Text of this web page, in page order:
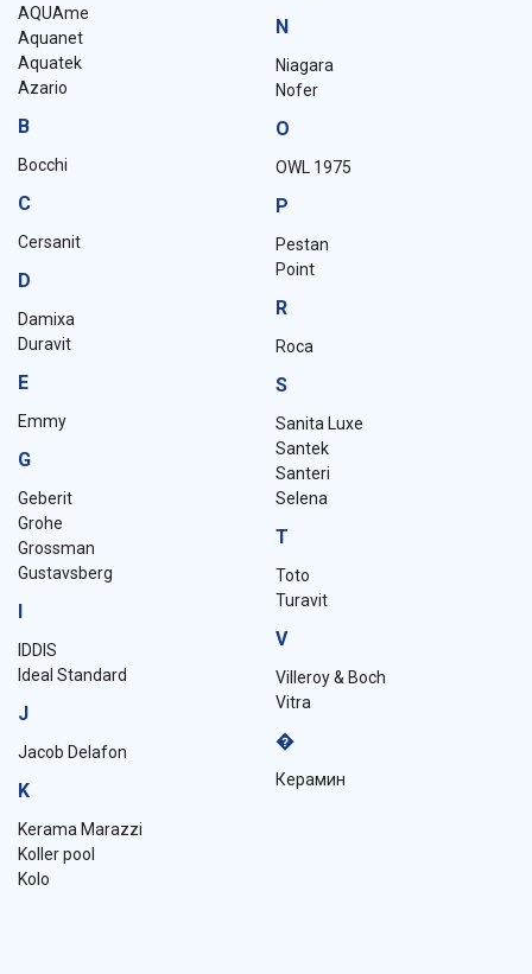
AQUAme
Aquanet
Aquatek
Azario
B
Bocchi
C
Cersanit
D
Damixa
Duravit
E
Emmy
G
Geberit
Grohe
Grossman
Gustavsberg
IDDIS
Ideal Standard
J
Jacob Delafon
K
Kerama Marazzi
Koller pool
Kolo
N
Niagara
Nofer
O
OWL 1975
P
Pestan
Point
R
Roca
S
Sanita Luxe
Santek
Santeri
Selena
T
Toto
Turavit
V
Villeroy & Boch
Vitra
�
Керамин